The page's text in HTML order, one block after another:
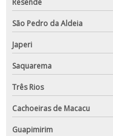
Resende
São Pedro da Aldeia
Japeri
Saquarema
Três Rios
Cachoeiras de Macacu
Guapimirim